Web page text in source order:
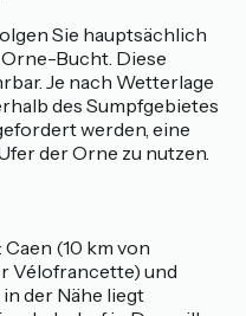
Sie hauptsächlich
Orne-Bucht. Diese
Je nach Wetterlage
des Sumpfgebietes
werden, eine
der Orne zu nutzen.
Caen (10 km von
Vélofrancette) und
in der Nähe liegt